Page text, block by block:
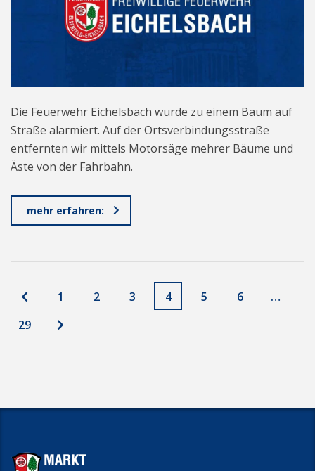
Die Feuerwehr Eichelsbach wurde zu einem Baum auf
Straße alarmiert. Auf der Ortsverbindungsstraße
entfernten wir mittels Motorsäge mehrer Bäume und
Äste von der Fahrbahn.
mehr erfahren:
1 2 3 4 5 6
…
29